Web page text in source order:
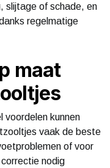
slijtage of schade, en
regelmatige
maat
voordelen kunnen
vaak de beste
of voor
nodig